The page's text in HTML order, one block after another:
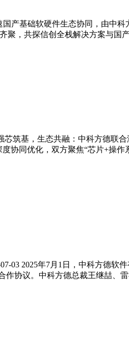
国产基础软硬件生态协同，由中科
聚，共探信创全栈解决方案与国
芯筑基，生态共融：中科方德联
协同优化，双方聚焦“芯片+操作
03 2025年7月1日，中科方德软
协议。中科方德总裁王继喆、